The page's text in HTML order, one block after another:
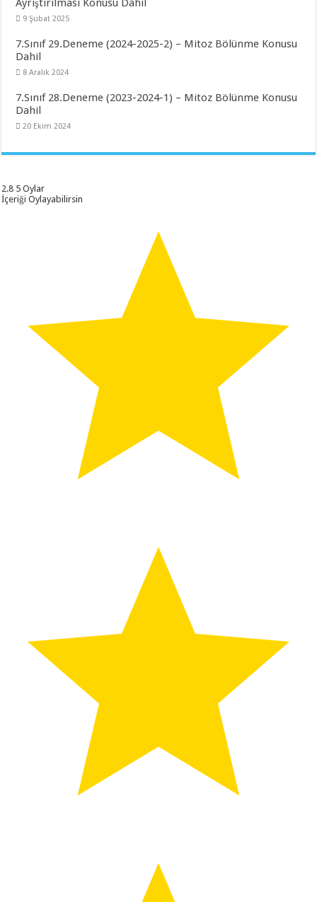
Ayrıştırılması Konusu Dahil
9 Şubat 2025
7.Sınıf 29.Deneme (2024-2025-2) – Mitoz Bölünme Konusu
Dahil
8 Aralık 2024
7.Sınıf 28.Deneme (2023-2024-1) – Mitoz Bölünme Konusu
Dahil
20 Ekim 2024
2.8 5 Oylar
İçeriği Oylayabilirsin